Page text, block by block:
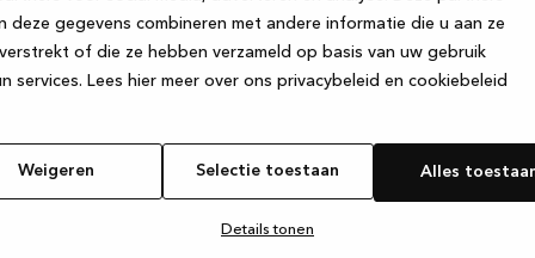
deze gegevens combineren met andere informatie die u aan ze
of die ze hebben verzameld op basis van uw gebruik
services. Lees hier meer over ons privacybeleid en cookiebeleid
Weigeren Selectie toestaan Alles
Details tonen
has occurred while loadingwww.kvik.nl (see the